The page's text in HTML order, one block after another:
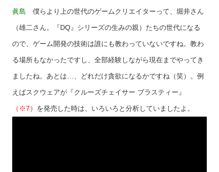
眞島 僕らより上の世代のゲームクリエイターって、堀井さん
（雄二さん。『DQ』シリーズの生みの親）たちの世代になる
ので、ゲーム開発の技術は誰にも教わっていないですね。教わ
る場所もなかったですし、全部経験しながら現在までやってき
ましたね。あとは…、どれだけ貪欲になるかですね（笑）。例
えばスクウェアが『クルーズチェイサー ブラスティー』
（※7） を発売した時は、いろいろと分析していましたよ。